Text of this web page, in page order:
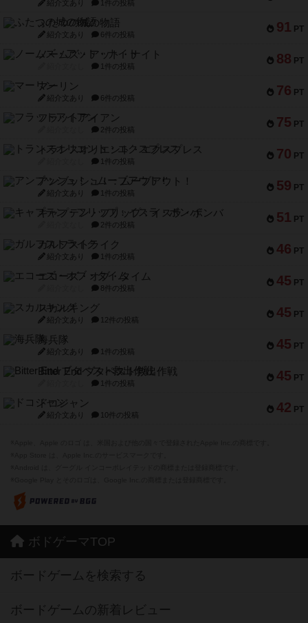
紹介文あり 1件の投稿
91 PT
ふたつの城の物語
紹介文あり 6件の投稿
88 PT
ノームズ・アット・ナイト
1件の投稿
76 PT
マーリン
紹介文あり 6件の投稿
75 PT
フラットアイアン
2件の投稿
70 PT
トランスオリエント・エクスプレス
1件の投稿
59 PT
アンブッシュ！：ムーブアウト！
紹介文あり 1件の投稿
51 PT
キャプテン・フリップ：イスラ・ボンバ
2件の投稿
46 PT
ガルフストライク
紹介文あり 1件の投稿
45 PT
エコーズ・オブ・タイム
8件の投稿
45 PT
スカルキング
紹介文あり 12件の投稿
45 PT
海兵隊
紹介文あり 1件の投稿
45 PT
Bitter End ブタペスト救出作戦
1件の投稿
42 PT
ドコジャン
紹介文あり 10件の投稿
ボドゲーマTOP
ボードゲームを検索する
ボードゲームの新着レビュー